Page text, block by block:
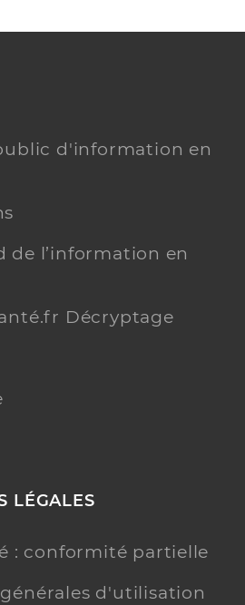
d'information en
de l’information en
Décryptage
LÉGALES
: conformité partielle
d'utilisation